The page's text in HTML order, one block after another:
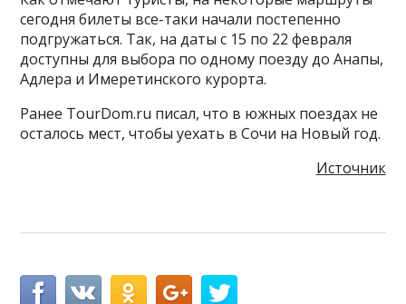
сегодня билеты все-таки начали постепенно
подгружаться. Так, на даты с 15 по 22 февраля
доступны для выбора по одному поезду до Анапы,
Адлера и Имеретинского курорта.
Ранее TourDom.ru писал, что в южных поездах не
осталось мест, чтобы уехать в Сочи на Новый год.
Источник